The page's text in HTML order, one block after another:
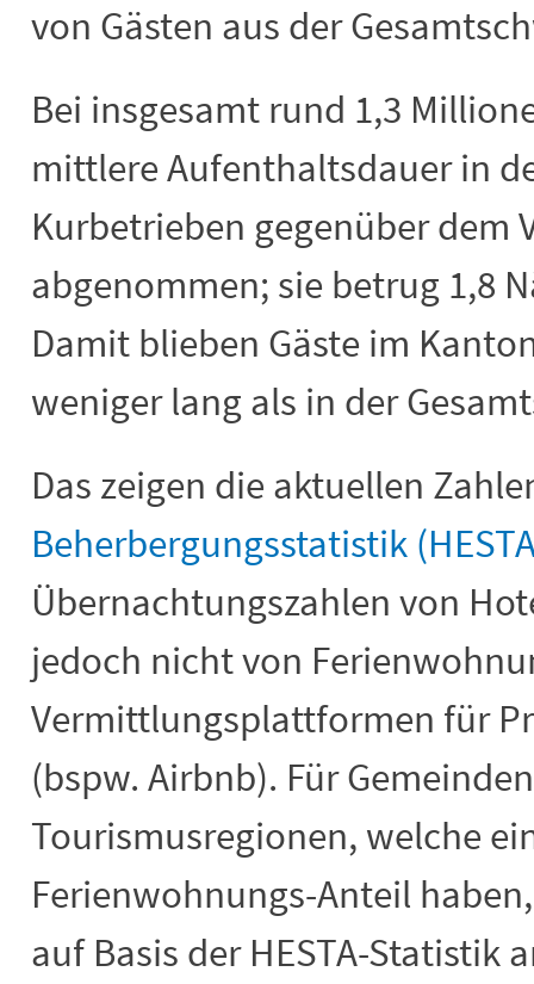
von Gästen aus der
Bei insgesamt rund 1,3
mittlere Aufenthaltsdauer in
Kurbetrieben gegenüber dem
abgenommen; sie betrug 1,8
Damit blieben Gäste im
weniger lang als in der
Das zeigen die aktuellen
Beherbergungsstatistik
Übernachtungszahlen von
jedoch nicht von
Vermittlungsplattformen für
(bspw. Airbnb). Für
Tourismusregionen, welche
Ferienwohnungs-Anteil
auf Basis der HESTA-Statistik